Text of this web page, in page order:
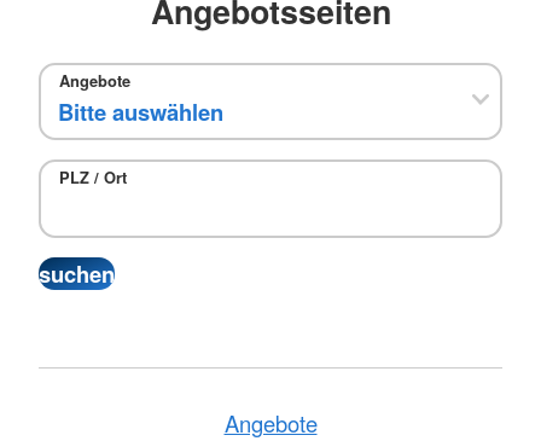
Angebotsseiten
Angebote
PLZ / Ort
Angebote